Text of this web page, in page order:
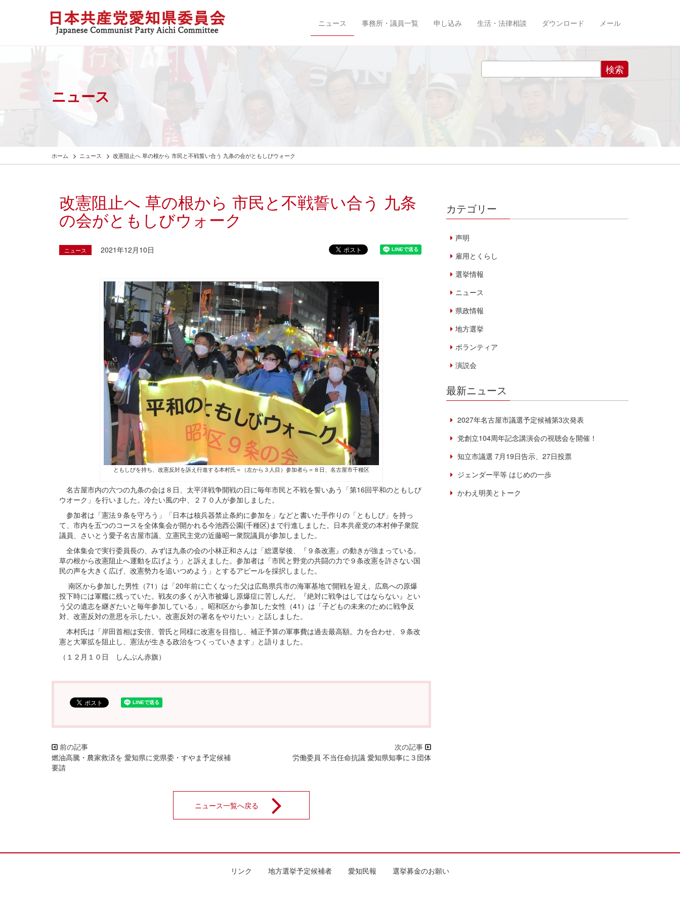
ニュース 事務所・議員一覧 申し込み 生活・法律相談 ダウンロード メール
ニュース
ホーム ニュース 改憲阻止へ 草の根から 市民と不戦誓い合う 九条の会がともしびウォーク
改憲阻止へ 草の根から 市民と不戦誓い合う 九条
の会がともしびウォーク
ニュース 2021年12月10日
ともしびを持ち、改憲反対を訴え行進する本村氏＝（左から３人目）参加者ら＝８日、名古屋市千種区
名古屋市内の六つの九条の会は８日、太平洋戦争開戦の日に毎年市民と不戦を誓いあう「第16回平和のともしび
ウオーク」を行いました。冷たい風の中、２７０人が参加しました。
参加者は「憲法９条を守ろう」「日本は核兵器禁止条約に参加を」などと書いた手作りの「ともしび」を持っ
て、市内を五つのコースを全体集会が開かれる今池西公園(千種区)まで行進しました。日本共産党の本村伸子衆院
議員、さいとう愛子名古屋市議、立憲民主党の近藤昭一衆院議員が参加しました。
全体集会で実行委員長の、みずほ九条の会の小林正和さんは「総選挙後、『９条改憲』の動きが強まっている。
草の根から改憲阻止へ運動を広げよう」と訴えました。参加者は「市民と野党の共闘の力で９条改憲を許さない国
民の声を大きく広げ、改憲勢力を追いつめよう」とするアピールを採択しました。
南区から参加した男性（71）は「20年前に亡くなった父は広島県呉市の海軍基地で開戦を迎え、広島への原爆
投下時には軍艦に残っていた。戦友の多くが入市被爆し原爆症に苦しんだ。『絶対に戦争はしてはならない』とい
う父の遺志を継ぎたいと毎年参加している」。昭和区から参加した女性（41）は「子どもの未来のために戦争反
対、改憲反対の意思を示したい。改憲反対の署名をやりたい」と話しました。
本村氏は「岸田首相は安倍、菅氏と同様に改憲を目指し、補正予算の軍事費は過去最高額。力を合わせ、９条改
憲と大軍拡を阻止し、憲法が生きる政治をつくっていきます」と語りました。
（１２月１０日 しんぶん赤旗）
燃油高騰・農家救済を 愛知県に党県委・すやま予定候補
要請
労働委員 不当任命抗議 愛知県知事に３団体
ニュース一覧へ戻る
カテゴリー
声明
雇用とくらし
選挙情報
ニュース
県政情報
地方選挙
ボランティア
演説会
最新ニュース
2027年名古屋市議選予定候補第3次発表
党創立104周年記念講演会の視聴会を開催！
知立市議選 7月19日告示、27日投票
ジェンダー平等 はじめの一歩
かわえ明美とトーク
リンク 地方選挙予定候補者 愛知民報 選挙募金のお願い